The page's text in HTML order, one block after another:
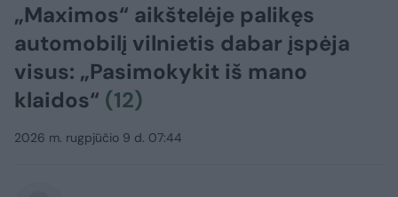
„Maximos“ aikštelėje palikęs
automobilį vilnietis dabar įspėja
visus: „Pasimokykit iš mano
klaidos“ (12)
2026 m. rugpjūčio 9 d. 07:44